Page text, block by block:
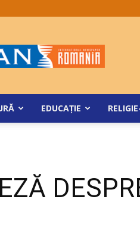
ZamanRomania
EDUCAŢIE